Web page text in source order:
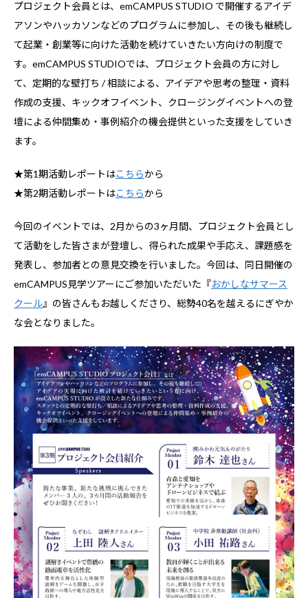
プロジェクト会員とは、emCAMPUS STUDIO で開催するアイデ
アソンやハッカソンなどのプログラムに参加し、その後も継続し
て起業・創業等に向けた活動を続けていきたい方向けの制度で
す。emCAMPUS STUDIOでは、プロジェクト会員の方に対し
て、定期的な壁打ち / 相談による、アイデアや思考の整理・資料
作成の支援、キックオフイベント、クロージングイベントへの登
壇による仲間集め・事例紹介の機会提供といった支援をしていき
ます。
★第1期活動レポートはこちらから
★第2期活動レポートはこちらから
今回のイベントでは、2月からの3ヶ月間、プロジェクト会員とし
て活動をした皆さまが登壇し、得られた成果や手応え、課題感を
発表し、参加者との意見交換を行いました。今回は、同日開催の
emCAMPUS見学ツアーにご参加いただいた『おかしなサマース
クール』の皆さんもお越しくださり、総勢40名を越えるにぎやか
な会となりました。